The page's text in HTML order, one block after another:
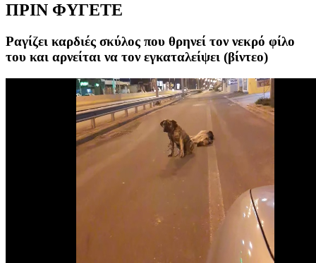
ΠΡΙΝ ΦΥΓΕΤΕ
Ραγίζει καρδιές σκύλος που θρηνεί τον νεκρό φίλο
του και αρνείται να τον εγκαταλείψει (βίντεο)